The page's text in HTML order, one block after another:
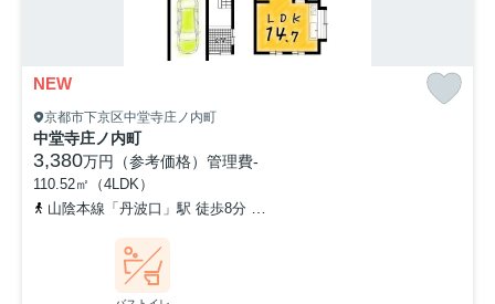
NEW
京都市下京区中堂寺庄ノ内町
中堂寺庄ノ内町
3,380万円（参考価格） 管理費-
110.52㎡（4LDK）
山陰本線「丹波口」駅 徒歩8分